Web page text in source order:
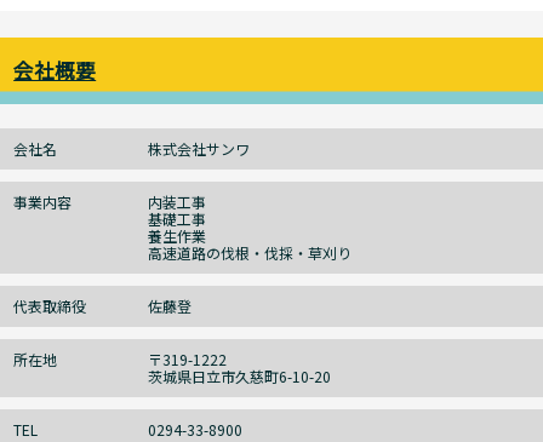
会社概要
会社名 株式会社サンワ
事業内容
内装工事
基礎工事
養生作業
高速道路の伐根・伐採・草刈り
代表取締役 佐藤登
所在地
〒319-1222
茨城県日立市久慈町6-10-20
TEL 0294-33-8900